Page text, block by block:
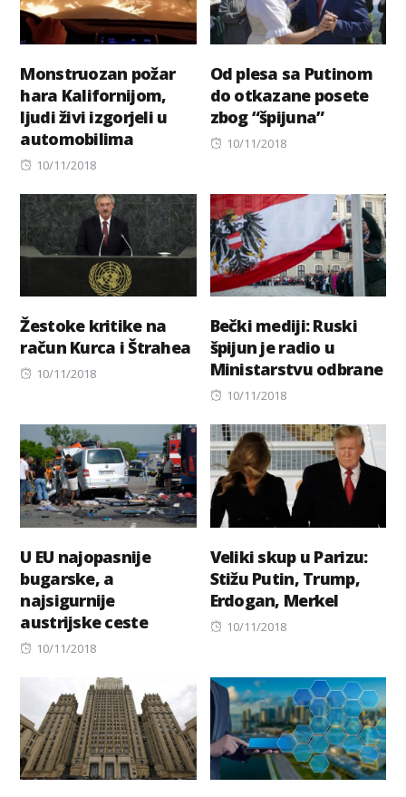
Monstruozan požar
hara Kalifornijom,
ljudi živi izgorjeli u
automobilima
Posted
10/11/2018
Od plesa sa Putinom
do otkazane posete
zbog “špijuna”
Posted
10/11/2018
Žestoke kritike na
račun Kurca i Štrahea
Posted
10/11/2018
Bečki mediji: Ruski
špijun je radio u
Ministarstvu odbrane
Posted
10/11/2018
U EU najopasnije
bugarske, a
najsigurnije
austrijske ceste
Posted
10/11/2018
Veliki skup u Parizu:
Stižu Putin, Trump,
Erdogan, Merkel
Posted
10/11/2018